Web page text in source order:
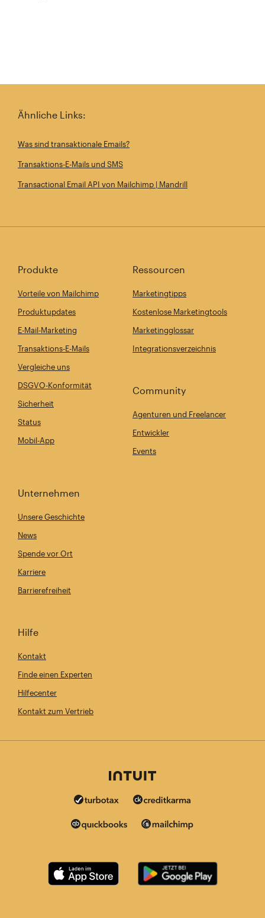
Ähnliche Links:
Was sind transaktionale Emails?
Transaktions-E-Mails und SMS
Transactional Email API von Mailchimp | Mandrill
Produkte
Vorteile von Mailchimp
Produktupdates
E-Mail-Marketing
Transaktions-E-Mails
Vergleiche uns
DSGVO-Konformität
Sicherheit
Status
Mobil-App
Ressourcen
Marketingtipps
Kostenlose Marketingtools
Marketingglossar
Integrationsverzeichnis
Community
Agenturen und Freelancer
Entwickler
Events
Unternehmen
Unsere Geschichte
News
Spende vor Ort
Karriere
Barrierefreiheit
Hilfe
Kontakt
Finde einen Experten
Hilfecenter
Kontakt zum Vertrieb